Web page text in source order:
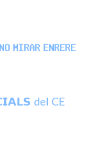
𝗠𝗜𝗥𝗔𝗥 𝗘𝗡𝗥𝗘𝗥𝗘
del CE